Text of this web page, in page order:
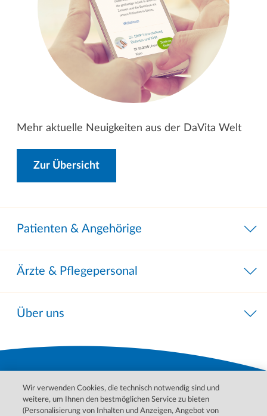
Mehr aktuelle Neuigkeiten aus der DaVita Welt
Zur Übersicht
Patienten & Angehörige
Ärzte & Pflegepersonal
Über uns
Wir verwenden Cookies, die technisch notwendig sind und
weitere, um Ihnen den bestmöglichen Service zu bieten
(Personalisierung von Inhalten und Anzeigen, Angebot von